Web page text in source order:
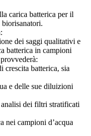
carica batterica per il
dei saggi qualitativi e
batterica in campioni
crescita batterica, sia
e delle sue diluizioni
dei filtri stratificati
nei campioni d’acqua